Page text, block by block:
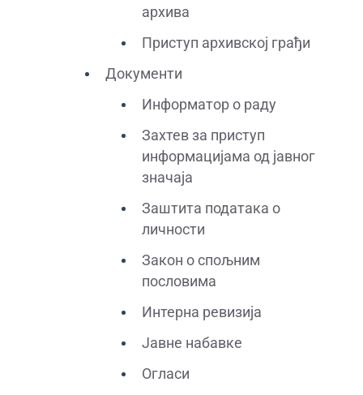
архива
Приступ архивској грађи
Документи
Информатор о раду
Захтев за приступ
информацијама од јавног
значаја
Заштита података о
личности
Закон о спољним
пословима
Интерна ревизија
Јавне набавке
Огласи